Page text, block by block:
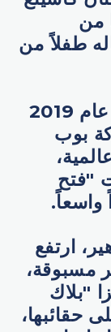
من
طفلاً من
وقد انطلقت الدمى لأول مرة عام 2019
بوب
"فتح
واسعاً.
ارتفع
مسبوقة،
"بلاك
حقائبها،